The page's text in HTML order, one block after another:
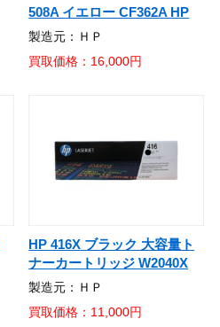
508A イエロー CF362A HP
製造元：ＨＰ
買取価格：16,000円
HP 416X ブラック 大容量ト
ナーカートリッジ W2040X
製造元：ＨＰ
買取価格：11,000円